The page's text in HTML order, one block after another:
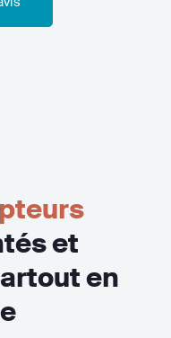
et
en